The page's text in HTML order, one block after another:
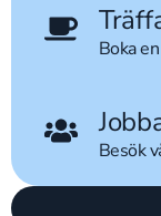
Boka
Besök